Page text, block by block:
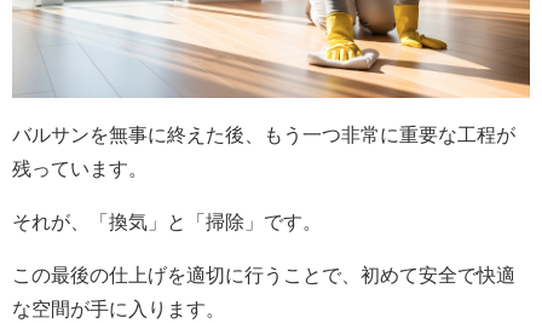
バルサンを無事に終えた後、もう一つ非常に重要な工程が
残っています。
それが、「換気」と「掃除」です。
この最後の仕上げを適切に行うことで、初めて安全で快適
な空間が手に入ります。